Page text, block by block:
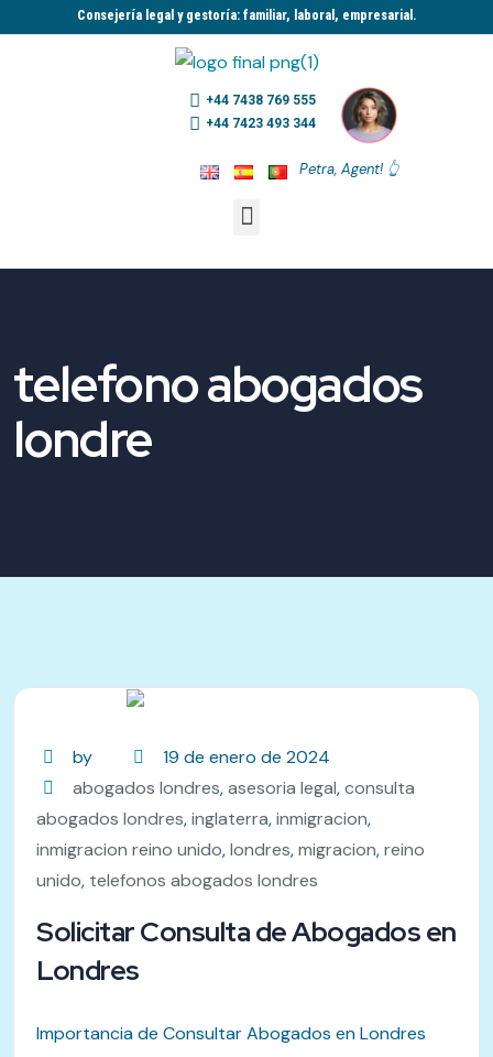
Consejería legal y gestoría: familiar, laboral, empresarial.​
+44 7438 769 555
+44 7423 493 344
Petra, Agent! 👆
telefono abogados
londre
by
19 de enero de 2024
abogados londres,asesoria legal,consulta
abogados londres,inglaterra,inmigracion,
inmigracion reino unido,londres,migracion,reino
unido, telefonos abogados londres
Solicitar Consulta de Abogados en
Londres
Importancia de Consultar Abogados en Londres